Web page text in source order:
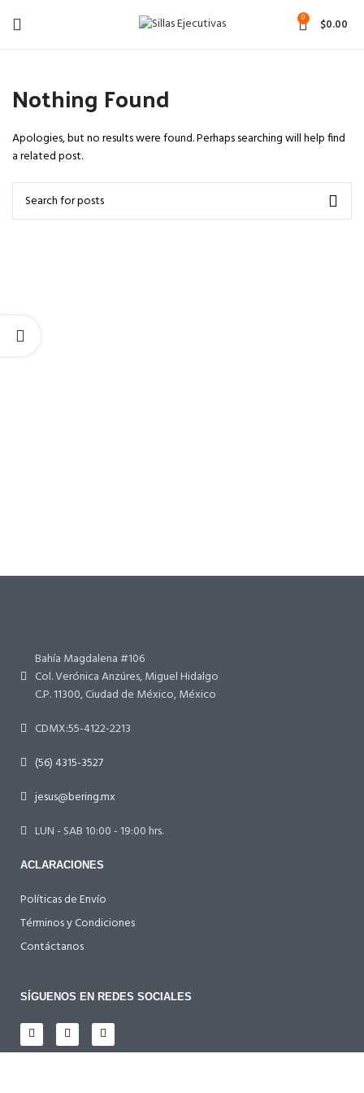
0 $0.00
Nothing Found
Apologies, but no results were found. Perhaps searching will help find
a related post.
Bahía Magdalena #106
Col. Verónica Anzúres, Miguel Hidalgo
C.P. 11300, Ciudad de México, México
CDMX:55-4122-2213
(56) 4315-3527
jesus@bering.mx
LUN - SAB 10:00 - 19:00 hrs.
ACLARACIONES
Políticas de Envío
Términos y Condiciones
Contáctanos
SÍGUENOS EN REDES SOCIALES